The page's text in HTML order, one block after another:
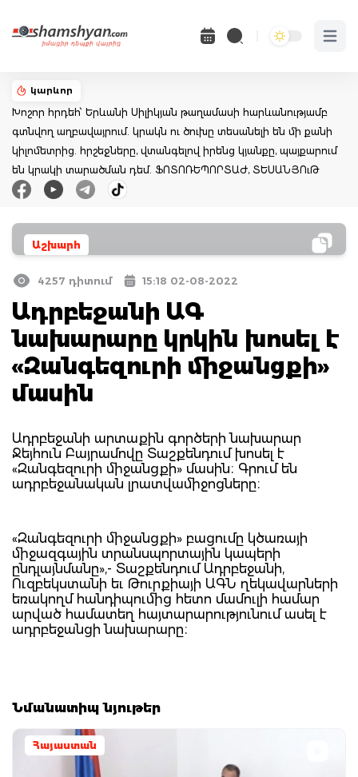
Open
կարևոր
Խոշոր հրդեհ՝ Երևանի Սիլիկյան թաղամասի հարևանությամբ
գտնվող աղբավայրում. կրակն ու ծուխը տեսանելի են մի քանի
կիլոմետրից. հրշեջները, վտանգելով իրենց կյանքը, պայքարում
են կրակի տարածման դեմ. ՖՈՏՈՌԵՊՈՐՏԱԺ, ՏԵՍԱՆՅՈւԹ
Աշխարհ
4257 դիտում 15:18 02-08-2022
Ադրբեջանի ԱԳ
նախարարը կրկին խոսել է
«Զանգեզուրի միջանցքի»
մասին
Ադրբեջանի արտաքին գործերի նախարար
Ջեյհուն Բայրամովը Տաշքենդում խոսել է
«Զանգեզուրի միջանցքի» մասին։ Գրում են
ադրբեջանական լրատվամիջոցները։
«Զանգեզուրի միջանցքի» բացումը կծառայի
միջազգային տրանսպորտային կապերի
ընդլայնմանը»,- Տաշքենդում Ադրբեջանի,
Ուզբեկստանի եւ Թուրքիայի ԱԳՆ ղեկավարների
եռակողմ հանդիպումից հետո մամուլի համար
արված համատեղ հայտարարությունում ասել է
ադրբեջանցի նախարարը։
Նմանատիպ նյութեր
Հայաստան